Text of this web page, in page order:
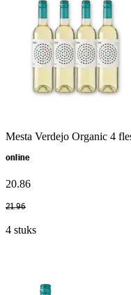
Mesta Verdejo Organic 4
online
20.86
21.96
4 stuks